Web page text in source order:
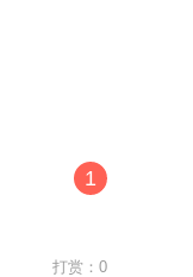
1
打赏：0